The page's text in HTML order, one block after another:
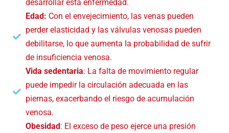
desarrollar esta enfermedad.
Edad: Con el envejecimiento, las venas pueden
perder elasticidad y las válvulas venosas pueden
debilitarse, lo que aumenta la probabilidad de sufrir
de insuficiencia venosa.
Vida sedentaria: La falta de movimiento regular
puede impedir la circulación adecuada en las
piernas, exacerbando el riesgo de acumulación
venosa.
Obesidad: El exceso de peso ejerce una presión